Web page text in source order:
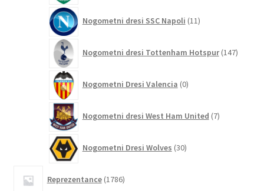
Nogometni dresi SSC Napoli 11izdelkov
Nogometni dresi Tottenham Hotspur 147
Nogometni Dresi Valencia 0izdelkov
Nogometni dresi West Ham United 7izdelkov
Nogometni Dresi Wolves 30izdelkov
Reprezentance 1786izdelkov